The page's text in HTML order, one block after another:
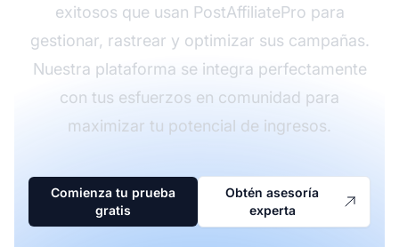
exitosos que usan PostAffiliatePro para
gestionar, rastrear y optimizar sus campañas.
Nuestra plataforma se integra perfectamente
con tus esfuerzos en comunidad para
maximizar tu potencial de ingresos.
Comienza tu prueba
gratis
Obtén asesoría
experta